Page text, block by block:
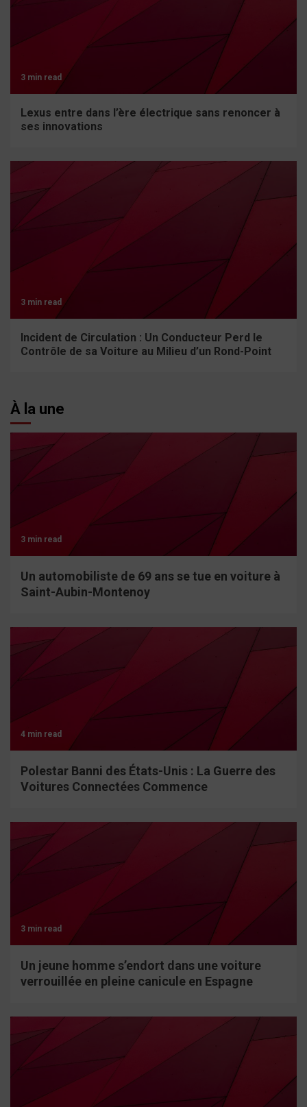
3 min read
Lexus entre dans l’ère électrique sans renoncer à
ses innovations
3 min read
Incident de Circulation : Un Conducteur Perd le
Contrôle de sa Voiture au Milieu d’un Rond-Point
À la une
3 min read
Un automobiliste de 69 ans se tue en voiture à
Saint-Aubin-Montenoy
4 min read
Polestar Banni des États-Unis : La Guerre des
Voitures Connectées Commence
3 min read
Un jeune homme s’endort dans une voiture
verrouillée en pleine canicule en Espagne